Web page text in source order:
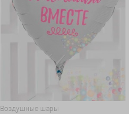
Воздушные шары